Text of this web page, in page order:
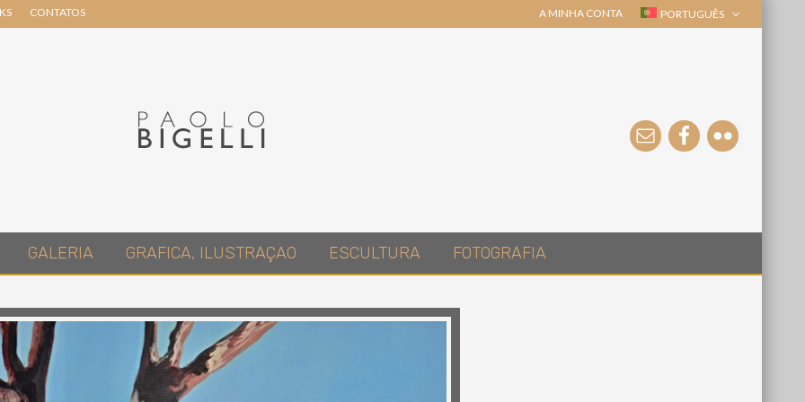
CONTATOS A MINHA CONTA PORTUGUÊS
Pittore
Roma
GALERIA GRAFICA, ILUSTRAÇAO ESCULTURA FOTOGRAFIA